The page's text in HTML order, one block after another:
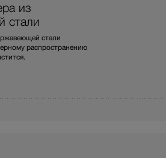
из
стали
стали
распространению